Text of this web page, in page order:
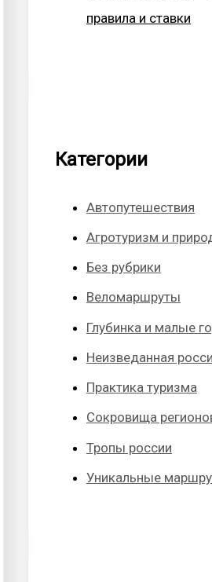
правила и ставки
Категории
Автопутешествия
Агротуризм и
Без рубрики
Веломаршруты
Глубинка и малые
Неизведанная
Практика туризма
Сокровища
Тропы россии
Уникальные